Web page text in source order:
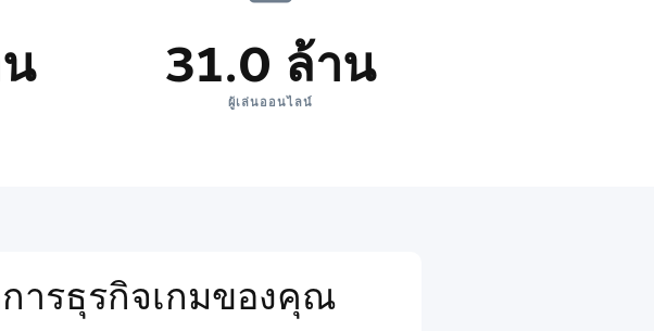
31.0 ล้าน
ผู้เล่นออนไลน์
ารธุรกิจเกมของคุณ